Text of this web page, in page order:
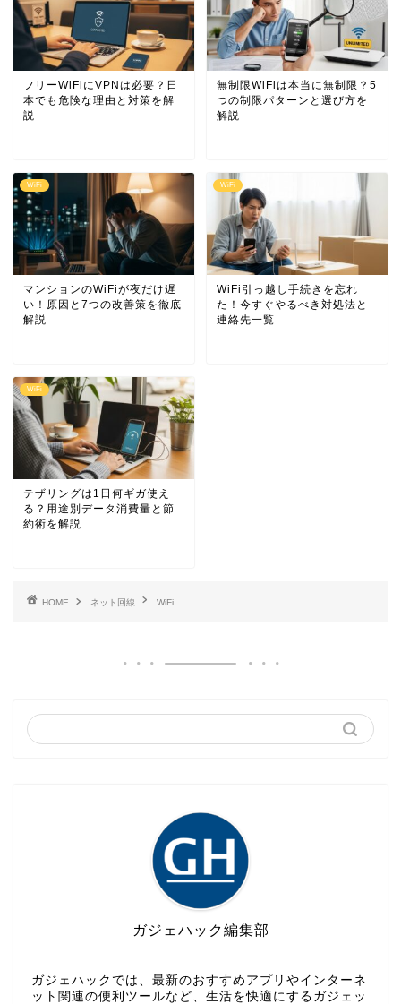
フリーWiFiにVPNは必要？日
本でも危険な理由と対策を解
説
無制限WiFiは本当に無制限？5
つの制限パターンと選び方を
解説
WiFi
マンションのWiFiが夜だけ遅
い！原因と7つの改善策を徹底
解説
WiFi
WiFi引っ越し手続きを忘れ
た！今すぐやるべき対処法と
連絡先一覧
WiFi
テザリングは1日何ギガ使え
る？用途別データ消費量と節
約術を解説
HOME ネット回線 WiFi
ガジェハック編集部
ガジェハックでは、最新のおすすめアプリやインターネ
ット関連の便利ツールなど、生活を快適にするガジェッ